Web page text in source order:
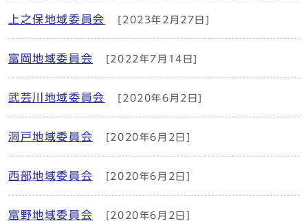
上之保地域委員会 [2023年2月27日]
富岡地域委員会 [2022年7月14日]
武芸川地域委員会 [2020年6月2日]
洞戸地域委員会 [2020年6月2日]
西部地域委員会 [2020年6月2日]
富野地域委員会 [2020年6月2日]